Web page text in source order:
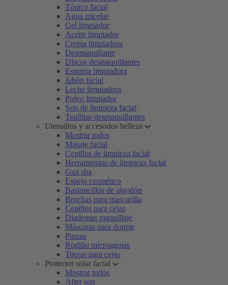
Tónico facial
Agua micelar
Gel limpiador
Aceite limpiador
Crema limpiadora
Desmaquillante
Discos desmaquillantes
Espuma limpiadora
Jabón facial
Leche limpiadora
Polvo limpiador
Sets de limpieza facial
Toallitas desmaquillantes
Utensilios y accesorios belleza
Mostrar todos
Masaje facial
Cepillos de limpieza facial
Herramientas de limpieza facial
Gua sha
Espejo cosmético
Bastoncillos de algodón
Brochas para mascarilla
Cepillos para cejas
Diademas maquillaje
Máscaras para dormir
Pinzas
Rodillo microagujas
Tijeras para cejas
Protector solar facial
Mostrar todos
After sun